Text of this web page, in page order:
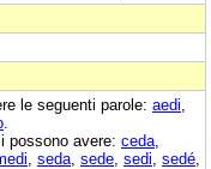
le seguenti parole: aedi
possono avere: ceda
seda sede sedi sedé